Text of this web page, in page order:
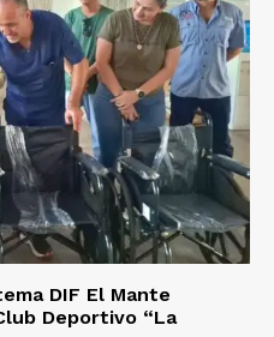
DIF El Mante
Deportivo “La